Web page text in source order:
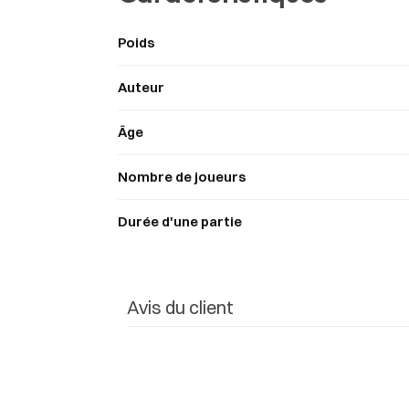
Poids
Auteur
Âge
Nombre de joueurs
Durée d'une partie
Avis du client